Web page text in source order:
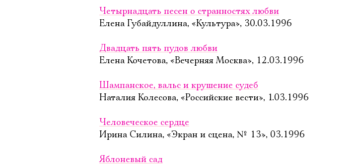
Четырнадцать песен о странностях любви
Елена Губайдуллина, «Культура», 30.03.1996
Двадцать пять пудов любви
Елена Кочетова, «Вечерняя Москва», 12.03.1996
Шампанское, вальс и крушение судеб
Наталия Колесова, «Российские вести», 1.03.1996
Человеческое сердце
Ирина Силина, «Экран и сцена, № 13», 03.1996
Яблоневый сад